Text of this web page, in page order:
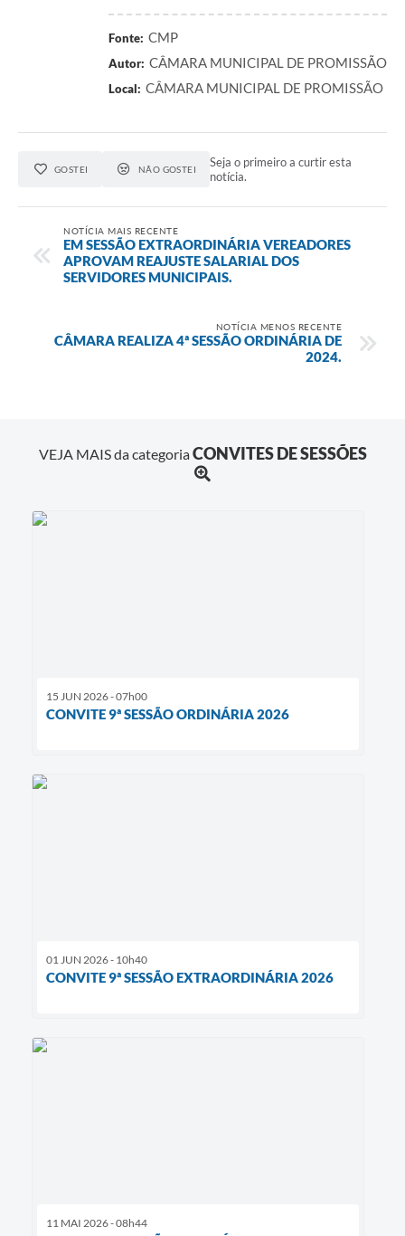
Fonte: CMP
Autor: CÂMARA MUNICIPAL DE PROMISSÃO
Local: CÂMARA MUNICIPAL DE PROMISSÃO
GOSTEI NÃO GOSTEI
Seja o primeiro a curtir esta
notícia.
NOTÍCIA MAIS RECENTE
EM SESSÃO EXTRAORDINÁRIA VEREADORES
APROVAM REAJUSTE SALARIAL DOS
SERVIDORES MUNICIPAIS.
NOTÍCIA MENOS RECENTE
CÂMARA REALIZA 4ª SESSÃO ORDINÁRIA DE
2024.
VEJA MAIS da categoriaCONVITES DE SESSÕES
15 JUN 2026 - 07h00
CONVITE 9ª SESSÃO ORDINÁRIA 2026
01 JUN 2026 - 10h40
CONVITE 9ª SESSÃO EXTRAORDINÁRIA 2026
11 MAI 2026 - 08h44